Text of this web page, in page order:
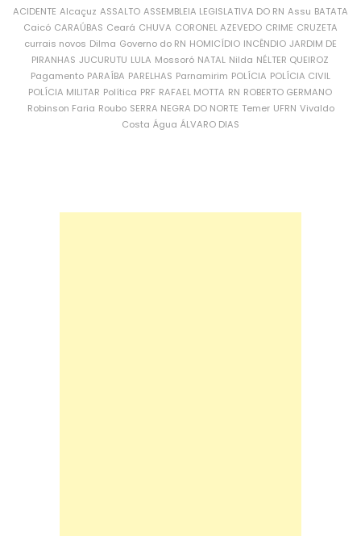
ACIDENTE Alcaçuz ASSALTO ASSEMBLEIA LEGISLATIVA DO RN Assu BATATA
Caicó CARAÚBAS Ceará CHUVA CORONEL AZEVEDO CRIME CRUZETA
currais novos Dilma Governo do RN HOMICÍDIO INCÊNDIO JARDIM DE
PIRANHAS JUCURUTU LULA Mossoró NATAL Nilda NÉLTER QUEIROZ
Pagamento PARAÍBA PARELHAS Parnamirim POLÍCIA POLÍCIA CIVIL
POLÍCIA MILITAR Política PRF RAFAEL MOTTA RN ROBERTO GERMANO
Robinson Faria Roubo SERRA NEGRA DO NORTE Temer UFRN Vivaldo
Costa Água ÁLVARO DIAS